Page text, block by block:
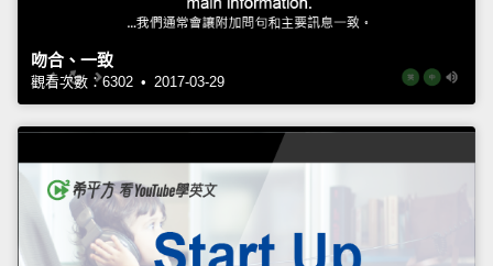
吻合、一致
觀看次數：6302 • 2017-03-29